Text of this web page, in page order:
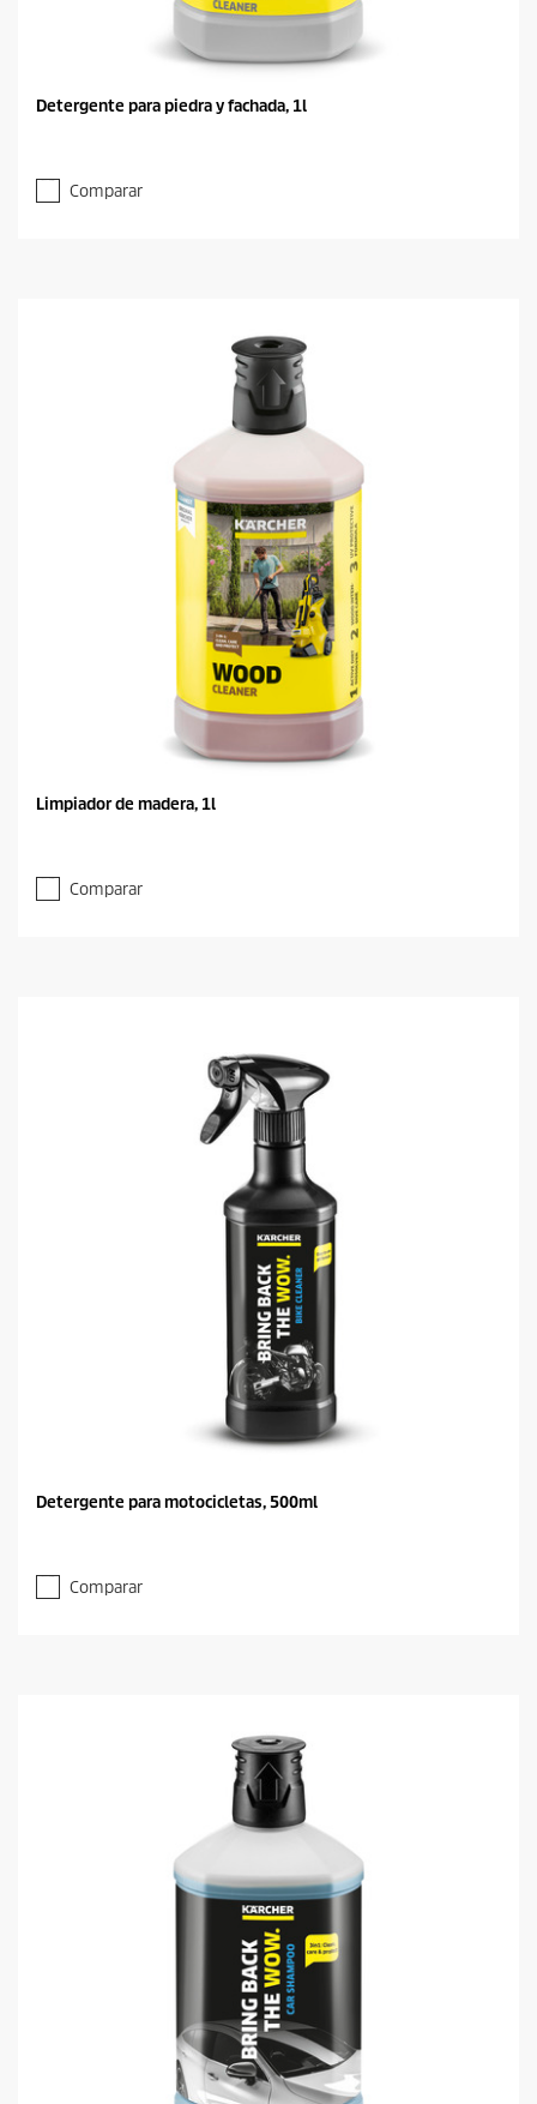
Detergente para piedra y fachada, 1l
Comparar
Limpiador de madera, 1l
Comparar
Detergente para motocicletas, 500ml
Comparar